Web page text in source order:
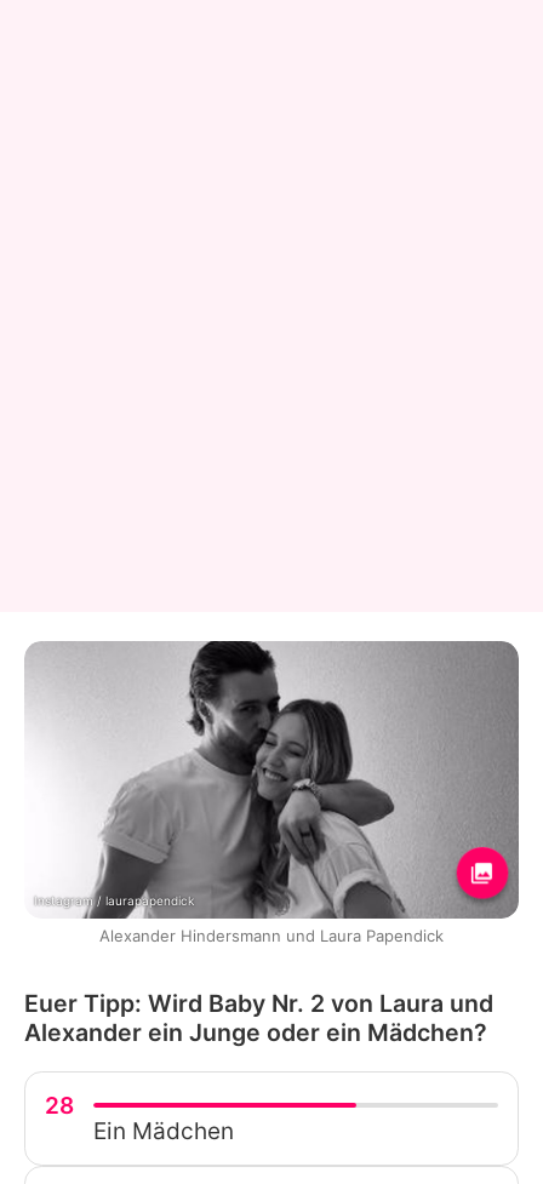
Instagram / laurapapendick
Alexander Hindersmann und Laura Papendick
Euer Tipp: Wird Baby Nr. 2 von Laura und
Alexander ein Junge oder ein Mädchen?
28
Ein Mädchen